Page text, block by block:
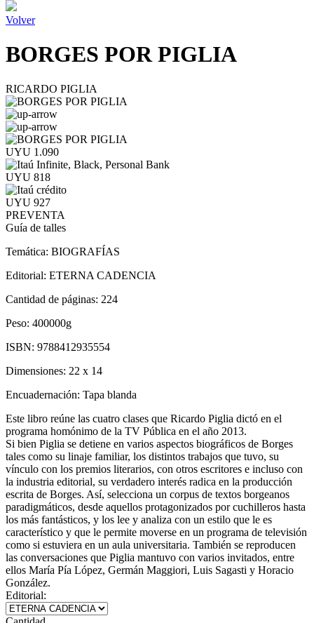
Volver
BORGES POR PIGLIA
RICARDO PIGLIA
UYU 1.090
UYU 818
UYU 927
PREVENTA
Guía de talles
Temática: BIOGRAFÍAS
Editorial: ETERNA CADENCIA
Cantidad de páginas: 224
Peso: 400000g
ISBN: 9788412935554
Dimensiones: 22 x 14
Encuadernación: Tapa blanda
Este libro reúne las cuatro clases que Ricardo Piglia dictó en el
programa homónimo de la TV Pública en el año 2013.
Si bien Piglia se detiene en varios aspectos biográficos de Borges
tales como su linaje familiar, los distintos trabajos que tuvo, su
vínculo con los premios literarios, con otros escritores e incluso con
la industria editorial, su verdadero interés radica en la producción
escrita de Borges. Así, selecciona un corpus de textos borgeanos
paradigmáticos, desde aquellos protagonizados por cuchilleros hasta
los más fantásticos, y los lee y analiza con un estilo que le es
característico y que le permite moverse en un programa de televisión
como si estuviera en un aula universitaria. También se reproducen
las conversaciones que Piglia mantuvo con varios invitados, entre
ellos María Pía López, Germán Maggiori, Luis Sagasti y Horacio
González.
Editorial: